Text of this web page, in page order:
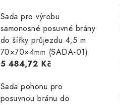
Sada pro výrobu
samonosné posuvné brány
do šířky průjezdu 4,5 m
70×70×4mm (SADA-01)
5 484,72 Kč
Sada pohonu pro
posuvnou bránu do